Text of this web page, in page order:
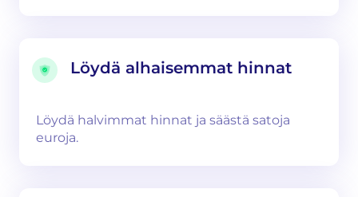
Löydä alhaisemmat hinnat
Löydä halvimmat hinnat ja säästä satoja
euroja.